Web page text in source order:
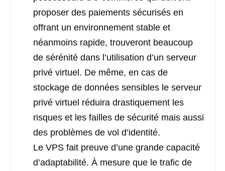
proposer des paiements sécurisés en
offrant un environnement stable et
néanmoins rapide, trouveront beaucoup
de sérénité dans l’utilisation d’un serveur
privé virtuel. De même, en cas de
stockage de données sensibles le serveur
privé virtuel réduira drastiquement les
risques et les failles de sécurité mais aussi
des problèmes de vol d’identité.
Le VPS fait preuve d’une grande capacité
d’adaptabilité. À mesure que le trafic de